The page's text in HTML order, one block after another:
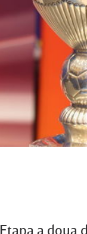
Etapa a doua